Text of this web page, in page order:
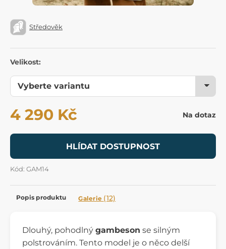
Středověk
Velikost:
4 290 Kč Na dotaz
HLÍDAT DOSTUPNOST
Kód: GAM14
Popis produktu Galerie (12)
Dlouhý, pohodlný gambeson se silným
polstrováním. Tento model je o něco delší